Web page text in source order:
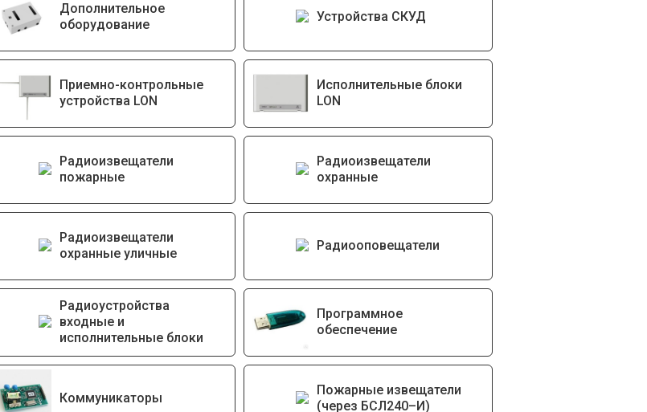
Дополнительное
оборудование
Устройства СКУД
Приемно-контрольные
устройства LON
Исполнительные блоки
LON
Радиоизвещатели
пожарные
Радиоизвещатели
охранные
Радиоизвещатели
охранные уличные
Радиооповещатели
Радиоустройства
входные и
исполнительные блоки
Программное
обеспечение
Коммуникаторы
Пожарные извещатели
(через БСЛ240–И)